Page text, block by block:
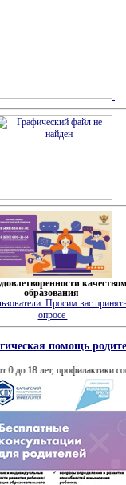
образования
Просим вас
опросе
помощь
социального